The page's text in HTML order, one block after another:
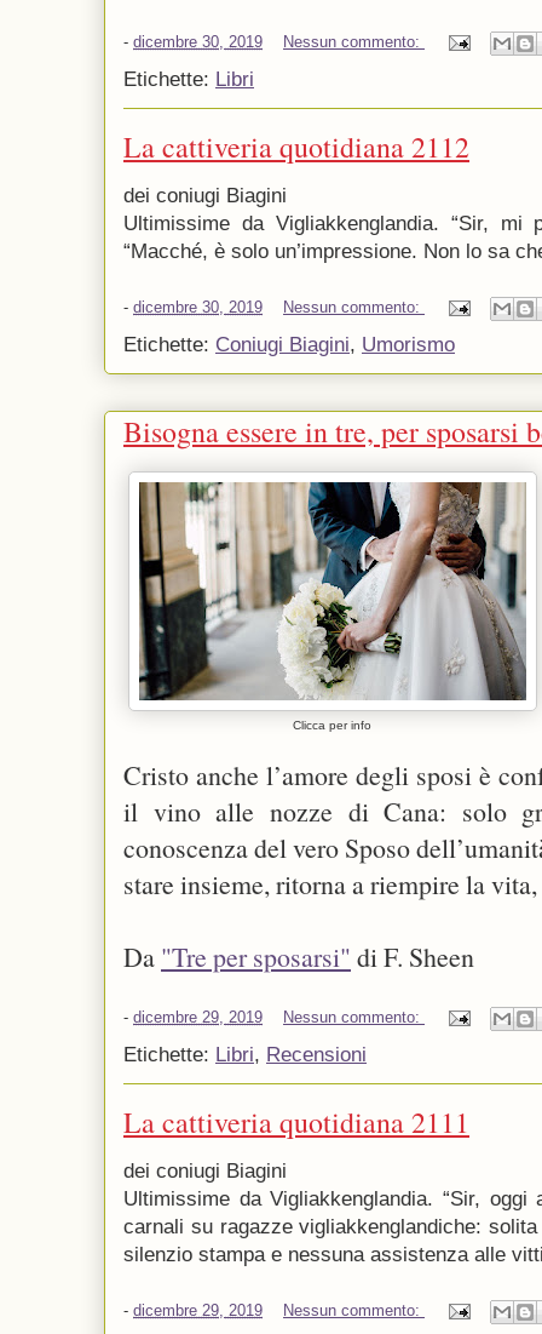
- dicembre 30, 2019 Nessun commento:
Etichette: Libri
La cattiveria quotidiana 2112
dei coniugi Biagini
Ultimissime da Vigliakkenglandia. “Sir, mi
“Macché, è solo un’impressione. Non lo sa
- dicembre 30, 2019 Nessun commento:
Etichette: Coniugi Biagini, Umorismo
Bisogna essere in tre, per sposarsi
Clicca per info
Cristo anche l’amore degli sposi è
il vino alle nozze di Cana: solo
conoscenza del vero Sposo
stare insieme, ritorna a riempire la
Da "Tre per sposarsi" di F. Sheen
- dicembre 29, 2019 Nessun commento:
Etichette: Libri, Recensioni
La cattiveria quotidiana 2111
dei coniugi Biagini
Ultimissime da Vigliakkenglandia. “Sir,
carnali su ragazze vigliakkenglandiche:
silenzio stampa e nessuna assistenza alle
- dicembre 29, 2019 Nessun commento: